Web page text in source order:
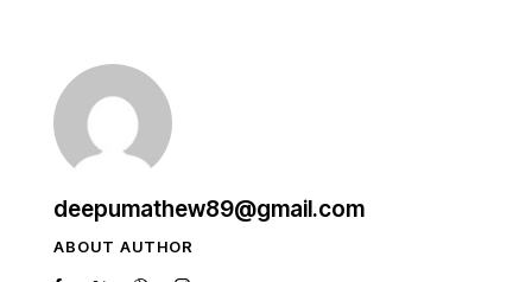
deepumathew89@gmail.com
ABOUT AUTHOR